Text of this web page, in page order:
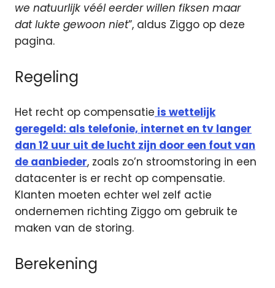
we natuurlijk véél eerder willen fiksen maar
dat lukte gewoon niet”, aldus Ziggo op deze
pagina.
Regeling
Het recht op compensatie is wettelijk
geregeld: als telefonie, internet en tv langer
dan 12 uur uit de lucht zijn door een fout van
de aanbieder, zoals zo’n stroomstoring in een
datacenter is er recht op compensatie.
Klanten moeten echter wel zelf actie
ondernemen richting Ziggo om gebruik te
maken van de storing.
Berekening